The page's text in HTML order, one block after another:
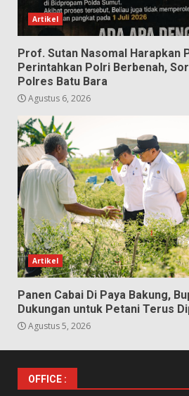
Artikel
Prof. Sutan Nasomal Harapkan
Perintahkan Polri Berbenah,
Polres Batu Bara
Agustus 6, 2026
Artikel
Panen Cabai Di Paya Bakung,
Dukungan untuk Petani Terus
Agustus 5, 2026
OFFICE :